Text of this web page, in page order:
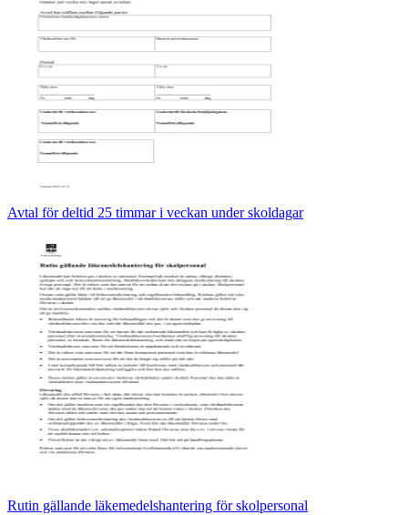
Avtal för deltid 25 timmar i veckan under skoldagar
Rutin gällande läkemedelshantering för skolpersonal